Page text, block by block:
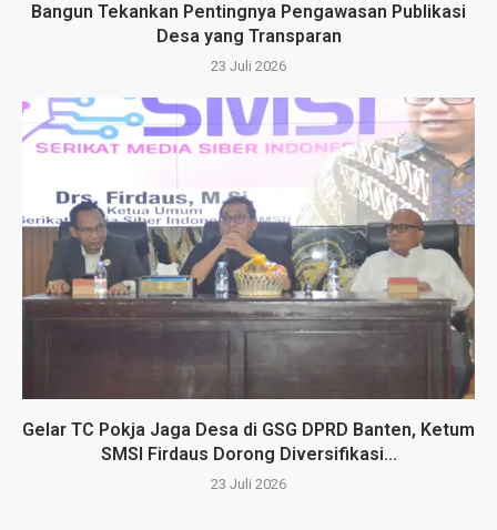
Bangun Tekankan Pentingnya Pengawasan Publikasi
Desa yang Transparan
23 Juli 2026
Gelar TC Pokja Jaga Desa di GSG DPRD Banten, Ketum
SMSI Firdaus Dorong Diversifikasi...
23 Juli 2026